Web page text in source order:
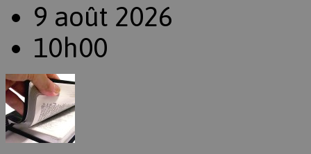
9 août 2026
10h00